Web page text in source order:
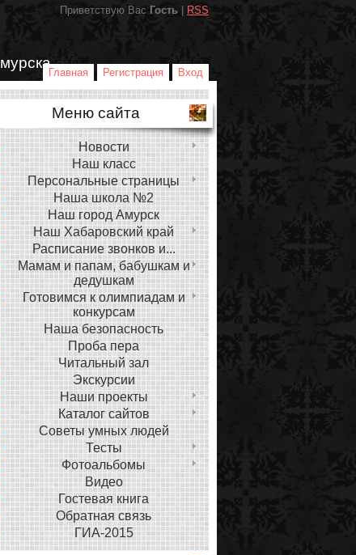
Приветствую Вас Гость RSS
Главная Регистрация Вход
Меню сайта
Новости
Наш класс
Персональные страницы
Наша школа №2
Наш город Амурск
Наш Хабаровский край
Расписание звонков и...
Мамам и папам, бабушкам и
дедушкам
Готовимся к олимпиадам и
конкурсам
Наша безопасность
Проба пера
Читальный зал
Экскурсии
Наши проекты
Каталог сайтов
Советы умных людей
Тесты
Фотоальбомы
Видео
Гостевая книга
Обратная связь
ГИА-2015